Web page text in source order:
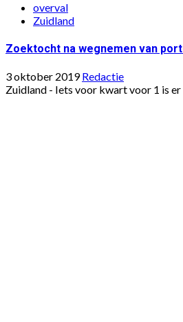
overval
Zuidland
Zoektocht na wegnemen van
3 oktober 2019Redactie
Zuidland - Iets voor kwart voor 1 is